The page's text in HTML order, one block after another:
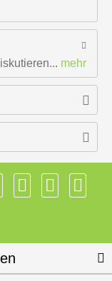
mehr